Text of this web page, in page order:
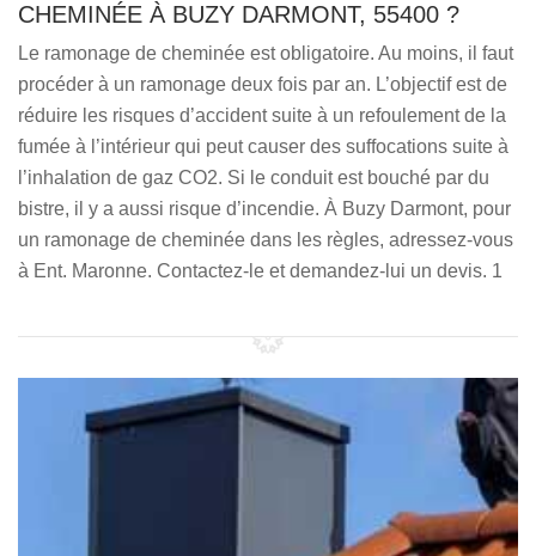
CHEMINÉE À BUZY DARMONT, 55400 ?
Le ramonage de cheminée est obligatoire. Au moins, il faut
procéder à un ramonage deux fois par an. L’objectif est de
réduire les risques d’accident suite à un refoulement de la
fumée à l’intérieur qui peut causer des suffocations suite à
l’inhalation de gaz CO2. Si le conduit est bouché par du
bistre, il y a aussi risque d’incendie. À Buzy Darmont, pour
un ramonage de cheminée dans les règles, adressez-vous
à Ent. Maronne. Contactez-le et demandez-lui un devis. 1